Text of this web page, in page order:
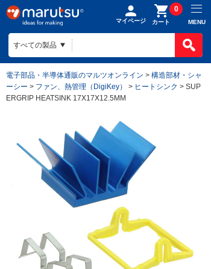
マイページ カート
0
MENU
電子部品・半導体通販のマルツオンライン > 構造部材・シャ
ーシー > ファン、熱管理（DigiKey） > ヒートシンク > SUP
ERGRIP HEATSINK 17X17X12.5MM